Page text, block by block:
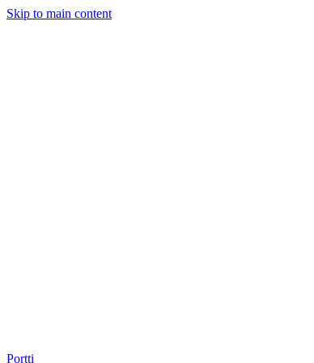
Skip to main content
Portti